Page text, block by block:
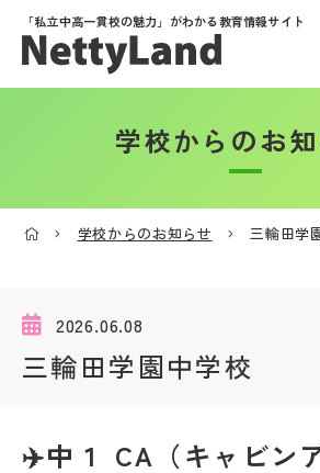
「私立中高一貫校の魅力」がわかる教育情報サイト
アカウント登録
学校選び
私学探検隊
学校からのお
学校からのお知らせ 三輪田学
2026.06.08
三輪田学園中学校
✈️中１ CA（キャビン